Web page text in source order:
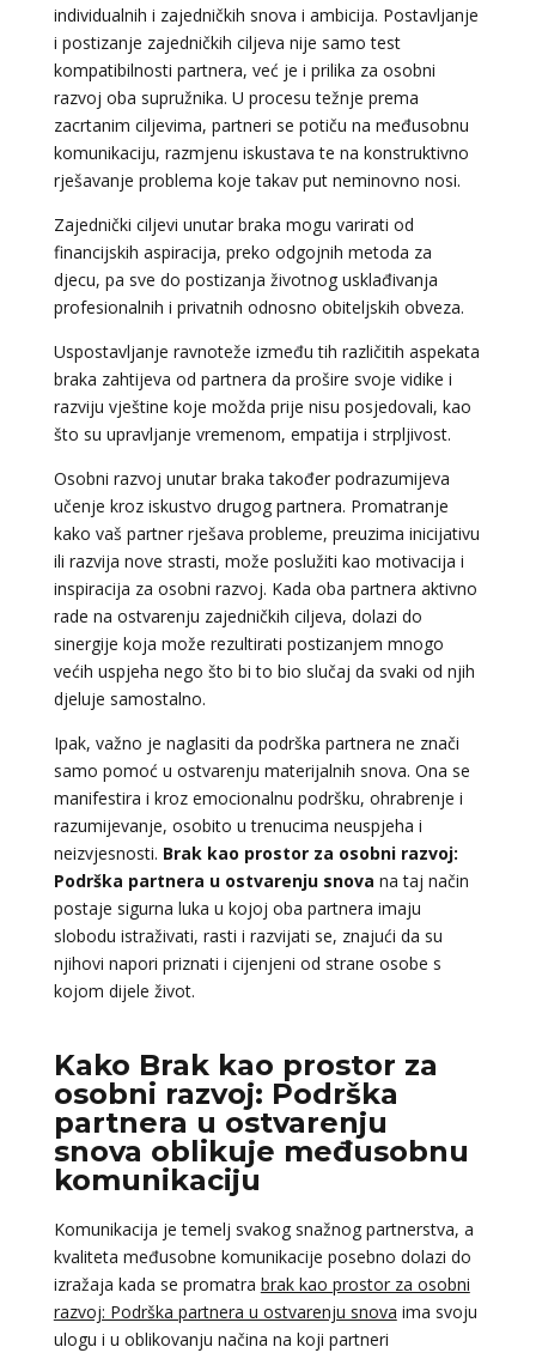
individualnih i zajedničkih snova i ambicija. Postavljanje
i postizanje zajedničkih ciljeva nije samo test
kompatibilnosti partnera, već je i prilika za osobni
razvoj oba supružnika. U procesu težnje prema
zacrtanim ciljevima, partneri se potiču na međusobnu
komunikaciju, razmjenu iskustava te na konstruktivno
rješavanje problema koje takav put neminovno nosi.
Zajednički ciljevi unutar braka mogu varirati od
financijskih aspiracija, preko odgojnih metoda za
djecu, pa sve do postizanja životnog usklađivanja
profesionalnih i privatnih odnosno obiteljskih obveza.
Uspostavljanje ravnoteže između tih različitih aspekata
braka zahtijeva od partnera da prošire svoje vidike i
razviju vještine koje možda prije nisu posjedovali, kao
što su upravljanje vremenom, empatija i strpljivost.
Osobni razvoj unutar braka također podrazumijeva
učenje kroz iskustvo drugog partnera. Promatranje
kako vaš partner rješava probleme, preuzima inicijativu
ili razvija nove strasti, može poslužiti kao motivacija i
inspiracija za osobni razvoj. Kada oba partnera aktivno
rade na ostvarenju zajedničkih ciljeva, dolazi do
sinergije koja može rezultirati postizanjem mnogo
većih uspjeha nego što bi to bio slučaj da svaki od njih
djeluje samostalno.
Ipak, važno je naglasiti da podrška partnera ne znači
samo pomoć u ostvarenju materijalnih snova. Ona se
manifestira i kroz emocionalnu podršku, ohrabrenje i
razumijevanje, osobito u trenucima neuspjeha i
neizvjesnosti. Brak kao prostor za osobni razvoj:
Podrška partnera u ostvarenju snova na taj način
postaje sigurna luka u kojoj oba partnera imaju
slobodu istraživati, rasti i razvijati se, znajući da su
njihovi napori priznati i cijenjeni od strane osobe s
kojom dijele život.
Kako Brak kao prostor za
osobni razvoj: Podrška
partnera u ostvarenju
snova oblikuje međusobnu
komunikaciju
Komunikacija je temelj svakog snažnog partnerstva, a
kvaliteta međusobne komunikacije posebno dolazi do
izražaja kada se promatra brak kao prostor za osobni
razvoj: Podrška partnera u ostvarenju snova ima svoju
ulogu i u oblikovanju načina na koji partneri